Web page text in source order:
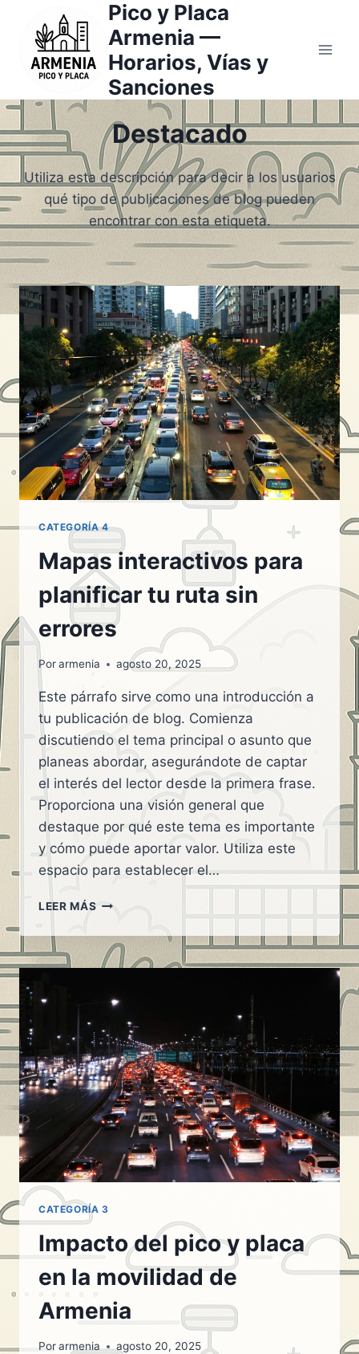
contenido
Pico y Placa
Armenia —
Horarios, Vías y
Sanciones
Destacado
Utiliza esta descripción para decir a los usuarios
qué tipo de publicaciones de blog pueden
encontrar con esta etiqueta.
CATEGORÍA 4
Mapas interactivos para
planificar tu ruta sin
errores
Porarmenia agosto 20, 2025
Este párrafo sirve como una introducción a
tu publicación de blog. Comienza
discutiendo el tema principal o asunto que
planeas abordar, asegurándote de captar
el interés del lector desde la primera frase.
Proporciona una visión general que
destaque por qué este tema es importante
y cómo puede aportar valor. Utiliza este
espacio para establecer el…
LEER MÁSMAPAS
PARA
PLANIFICAR
TU
SIN
ERRORES
CATEGORÍA 3
Impacto del pico y placa
en la movilidad de
Armenia
Porarmenia agosto 20, 2025